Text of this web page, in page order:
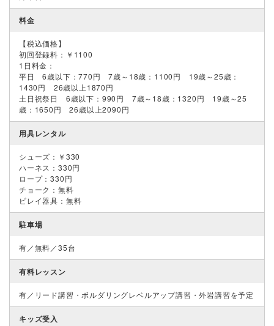
料金
【税込価格】
初回登録料：￥1100
1日料金：
平日 6歳以下：770円 7歳～18歳：1100円 19歳～25歳：
1430円 26歳以上1870円
土日祝祭日 6歳以下：990円 7歳～18歳：1320円 19歳～25
歳：1650円 26歳以上2090円
用具レンタル
シューズ：￥330
ハーネス：330円
ロープ：330円
チョーク：無料
ビレイ器具：無料
駐車場
有／無料／35台
有料レッスン
有／リード講習・ボルダリングレベルアップ講習・外岩講習を予定
キッズ受入